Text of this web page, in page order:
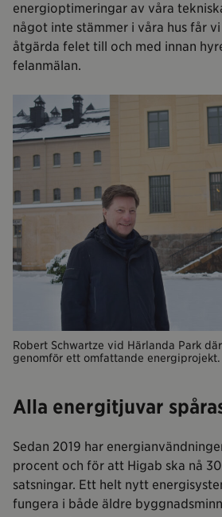
energioptimeringar av våra
något inte stämmer i våra hus får
åtgärda felet till och med innan
felanmälan.
Robert Schwartze vid Härlanda Park
genomför ett omfattande energiprojekt.
Alla energitjuvar
Sedan 2019 har
procent och för att Higab ska nå
satsningar. Ett helt nytt
fungera i både äldre